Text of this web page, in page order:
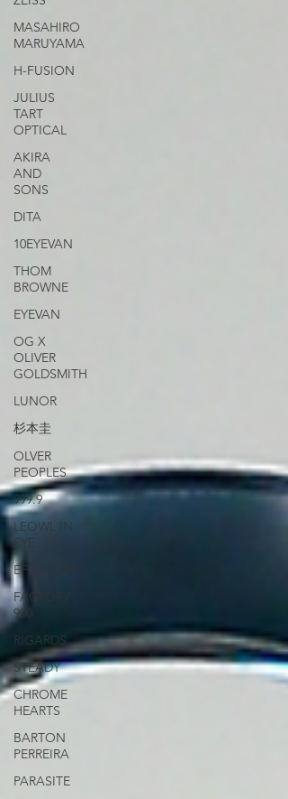
MASAHIRO
MARUYAMA
H-FUSION
JULIUS
TART
OPTICAL
AKIRA
AND
SONS
DITA
10EYEVAN
THOM
BROWNE
EYEVAN
OG X
OLIVER
GOLDSMITH
LUNOR
杉本圭
OLVER
PEOPLES
999.9
LEOWL IN
EYE
EFFECTOR
FACTORY
900
RIGARDS
STEADY
CHROME
HEARTS
BARTON
PERREIRA
PARASITE